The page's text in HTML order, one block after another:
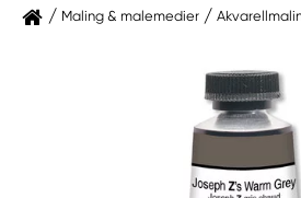
Maling & malemedier